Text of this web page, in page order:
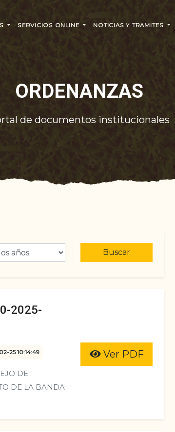
SERVICIOS ONLINE NOTICIAS Y TRAMITES
ORDENANZAS
de documentos institucionales
Buscar
2025-
25 10:14:49
DE
DE LA BANDA
Ver PDF